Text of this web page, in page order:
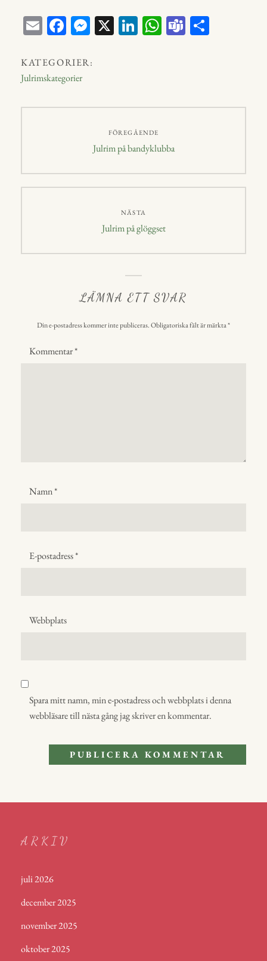
E
ail
Fa
bo
ok
M
en
r
X Li W
p
Te
KATEGORIER:
Julrimskategorier
FÖREGÅENDE
Föregående
Julrim på bandyklubba
NÄSTA
Nästa
Julrim på glöggset
LÄMNA ETT SVAR
Din e-postadress kommer inte publiceras.Obligatoriska fält är märkta*
Kommentar*
Namn*
E-postadress*
Webbplats
Spara mitt namn, min e-postadress och webbplats i denna
webbläsare till nästa gång jag skriver en kommentar.
ARKIV
juli 2026
december 2025
november 2025
oktober 2025